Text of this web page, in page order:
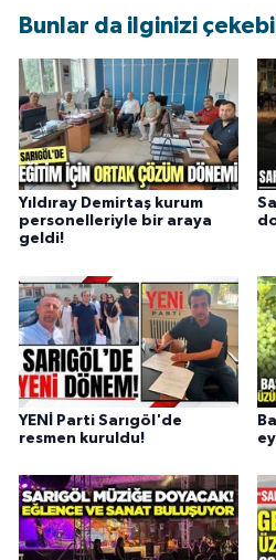
Bunlar da ilginizi
Yıldıray Demirtaş kurum
personelleriyle bir araya
geldi!
YENİ Parti Sarıgöl'de
resmen kuruldu!